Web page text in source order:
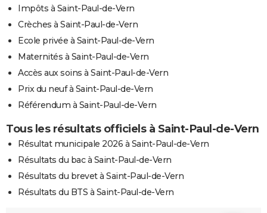
Impôts à Saint-Paul-de-Vern
Crèches à Saint-Paul-de-Vern
Ecole privée à Saint-Paul-de-Vern
Maternités à Saint-Paul-de-Vern
Accès aux soins à Saint-Paul-de-Vern
Prix du neuf à Saint-Paul-de-Vern
Référendum à Saint-Paul-de-Vern
Tous les résultats officiels à Saint-Paul-de-Vern
Résultat municipale 2026 à Saint-Paul-de-Vern
Résultats du bac à Saint-Paul-de-Vern
Résultats du brevet à Saint-Paul-de-Vern
Résultats du BTS à Saint-Paul-de-Vern